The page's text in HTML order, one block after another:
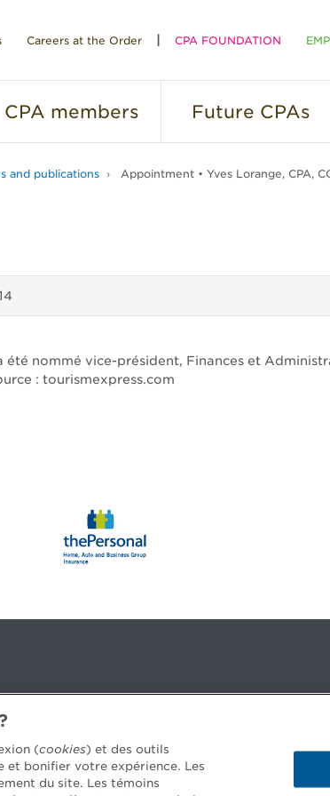
Careers at the Order CPA FOUNDATION
CPA members Future CPAs
and publications Appointment • Yves Lorange, CPA,
été nommé vice-président, Finances et
: tourismexpress.com
(cookies) et des outils
et bonifier votre expérience. Les
du site. Les témoins